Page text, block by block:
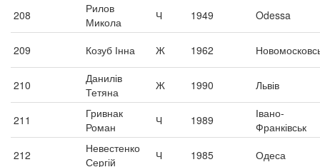
208
Рилов
Микола
Ч 1949 Odessa
209 Козуб Інна Ж 1962
210
Данилів
Тетяна
Ж 1990 Львів
211
Гривнак
Роман
Ч 1989
Івано-
Франківськ
212
Невестенко
Сергій
Ч 1985 Одеса